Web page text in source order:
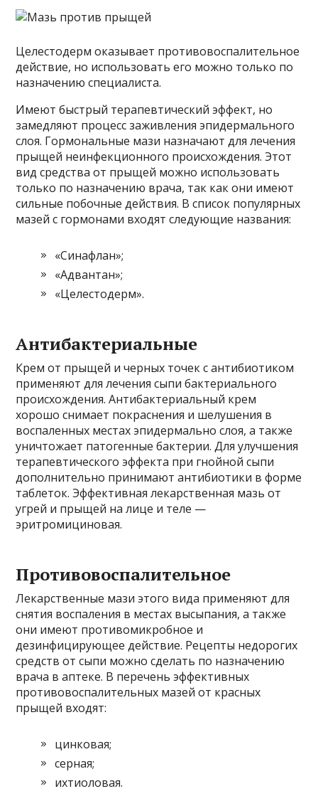
Целестодерм оказывает противовоспалительное
действие, но использовать его можно только по
назначению специалиста.
Имеют быстрый терапевтический эффект, но
замедляют процесс заживления эпидермального
слоя. Гормональные мази назначают для лечения
прыщей неинфекционного происхождения. Этот
вид средства от прыщей можно использовать
только по назначению врача, так как они имеют
сильные побочные действия. В список популярных
мазей с гормонами входят следующие названия:
«Синафлан»;
«Адвантан»;
«Целестодерм».
Антибактериальные
Крем от прыщей и черных точек с антибиотиком
применяют для лечения сыпи бактериального
происхождения. Антибактериальный крем
хорошо снимает покраснения и шелушения в
воспаленных местах эпидермально слоя, а также
уничтожает патогенные бактерии. Для улучшения
терапевтического эффекта при гнойной сыпи
дополнительно принимают антибиотики в форме
таблеток. Эффективная лекарственная мазь от
угрей и прыщей на лице и теле —
эритромициновая.
Противовоспалительное
Лекарственные мази этого вида применяют для
снятия воспаления в местах высыпания, а также
они имеют противомикробное и
дезинфицирующее действие. Рецепты недорогих
средств от сыпи можно сделать по назначению
врача в аптеке. В перечень эффективных
противовоспалительных мазей от красных
прыщей входят:
цинковая;
серная;
ихтиоловая.